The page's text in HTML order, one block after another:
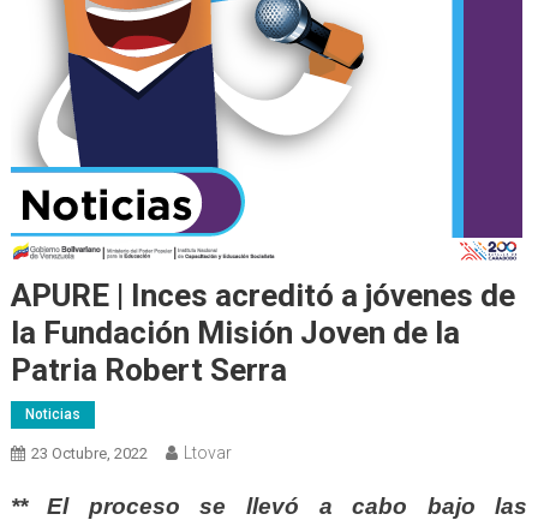
APURE | Inces acreditó a jóvenes de
la Fundación Misión Joven de la
Patria Robert Serra
Noticias
23 Octubre, 2022 Ltovar
** El proceso se llevó a cabo bajo las